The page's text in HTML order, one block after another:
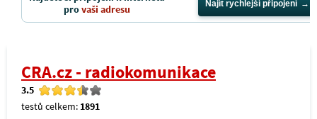
provaši adresu Najít rychlejší připojení
CRA.cz - radiokomunikace
3.5
testů celkem: 1891